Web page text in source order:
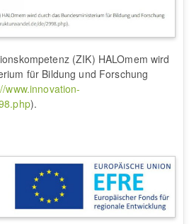
(ZIK) HALOmem wird
für Bildung und Forschung
www.innovation-
).